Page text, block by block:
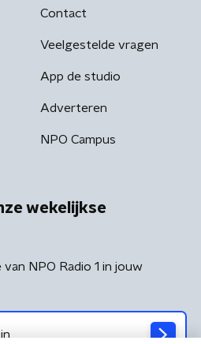
Contact
Veelgestelde vragen
App de studio
Adverteren
NPO Campus
wekelijkse
NPO Radio 1 in jouw